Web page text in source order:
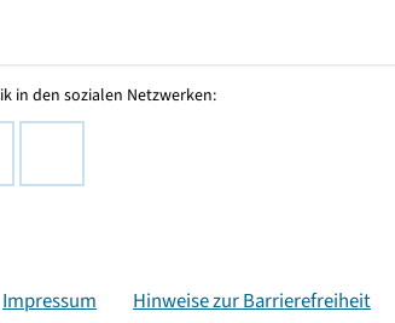
in den sozialen Netzwerken:
Impressum Hinweise zur Barrierefreiheit